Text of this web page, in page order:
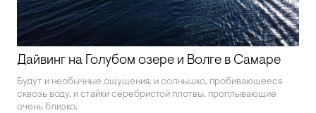
Дайвинг на Голубом озере и Волге в Самаре
Будут и необычные ощущения, и солнышко, пробивающееся
сквозь воду, и стайки серебристой плотвы, проплывающие
очень близко.